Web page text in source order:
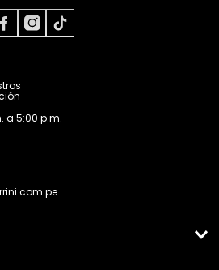
a 5:00 p.m.